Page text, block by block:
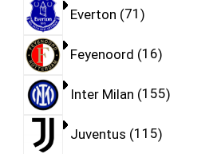
Everton 71
Feyenoord 16
Inter Milan 155
Juventus 115